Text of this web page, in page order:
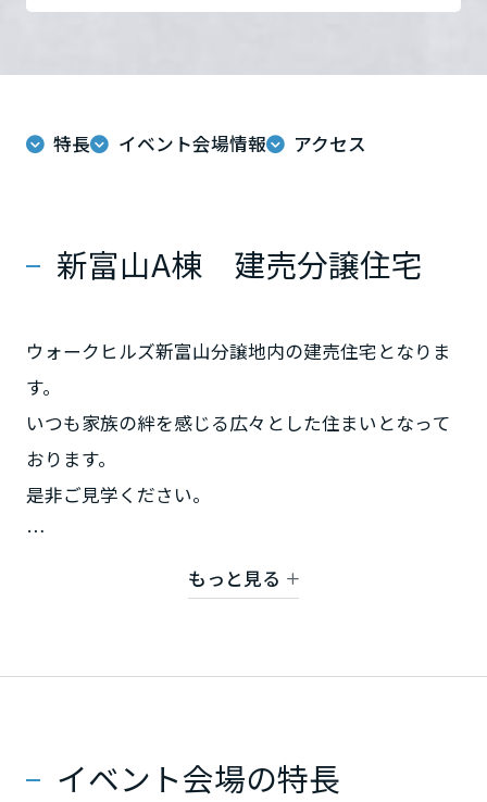
特長 イベント会場情報 アクセス
新富山A棟 建売分譲住宅
ウォークヒルズ新富山分譲地内の建売住宅となりま
す。
いつも家族の絆を感じる広々とした住まいとなって
おります。
是非ご見学ください。
※ご予約制となります。もっと見る
イベント会場の特長
新潟県
山梨県
岐阜県
静岡県
近畿エリア